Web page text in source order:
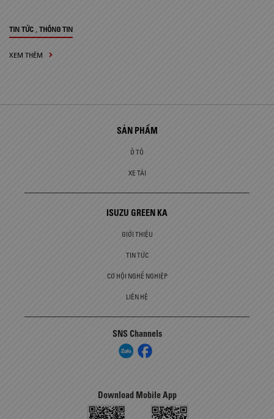
TIN TỨC THÔNG TIN
XEM THÊM
SẢN PHẨM
Ô TÔ
XE TẢI
ISUZU GREEN KA
GIỚI THIỆU
TIN TỨC
CƠ HỘI NGHỀ NGHIỆP
LIÊN HỆ
SNS Channels
Download Mobile App